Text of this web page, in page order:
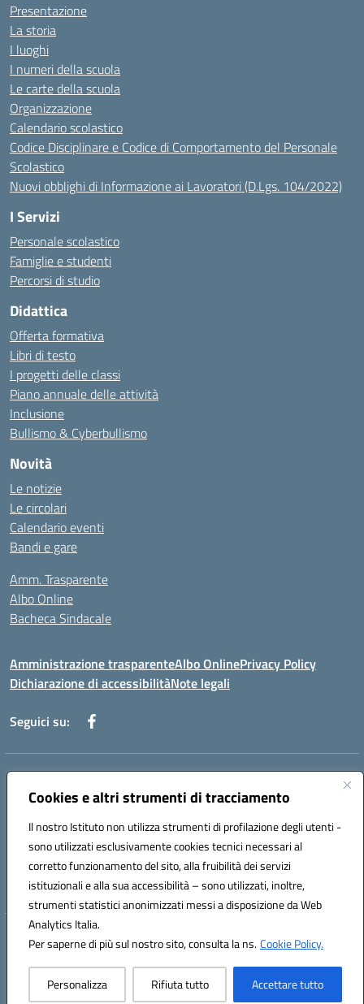
Cookies e altri strumenti di tracciamento
Il nostro Istituto non utilizza strumenti di profilazione degli utenti -
sono utilizzati esclusivamente cookies tecnici necessari al
corretto funzionamento del sito, alla fruibilità dei servizi
istituzionali e alla sua accessibilità – sono utilizzati, inoltre,
strumenti statistici anonimizzati messi a disposizione da Web
Analytics Italia.
Per saperne di più sul nostro sito, consulta la ns.Cookie Policy.
Personalizza Rifiuta tutto Accettare tutto
Presentazione
La storia
I luoghi
I numeri della scuola
Le carte della scuola
Organizzazione
Calendario scolastico
Codice Disciplinare e Codice di Comportamento del Personale
Scolastico
Nuovi obblighi di Informazione ai Lavoratori (D.Lgs. 104/2022)
I Servizi
Personale scolastico
Famiglie e studenti
Percorsi di studio
Didattica
Offerta formativa
Libri di testo
I progetti delle classi
Piano annuale delle attività
Inclusione
Bullismo & Cyberbullismo
Novità
Le notizie
Le circolari
Calendario eventi
Bandi e gare
Amm. Trasparente
Albo Online
Bacheca Sindacale
Amministrazione trasparenteAlbo OnlinePrivacy Policy
Dichiarazione di accessibilitàNote legali
Seguici su:
Indirizzo:
Centralino:0881234514 - 0881752614 - 0881719420
Posta elettronica certificata (PEC):fgps010008@pec.istruzione.it
Codice fiscale: 80003140714
Codice meccanografico: FGPS010008
Hosting & Powered by 3D Solution S.r.l.
Concept & Design by Designers Italia